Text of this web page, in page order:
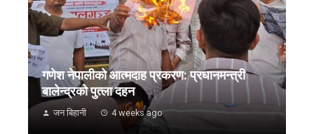
गणेश नेपालीको आत्मदाह प्रकरण: प्रधानमन्त्री
बालेन्द्रको पुत्ला दहन
जन बिहानी 4 weeks ago